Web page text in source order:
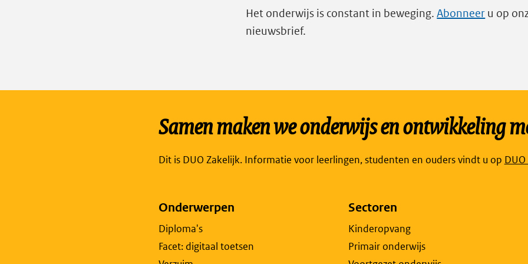
Het onderwijs is constant in beweging.Abonneer u op
nieuwsbrief.
Samen maken we onderwijs en ontwikkeling
Dit is DUO Zakelijk. Informatie voor leerlingen, studenten en ouders vindt u op Link
Onderwerpen
Diploma's
Facet: digitaal toetsen
Sectoren
Kinderopvang
Primair onderwijs